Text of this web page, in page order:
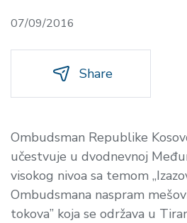
07/09/2016
Share
Ombudsman Republike
učestvuje u dvodnevnoj
visokog nivoa sa temom „
Ombudsmana naspram
tokova” koja se održava u